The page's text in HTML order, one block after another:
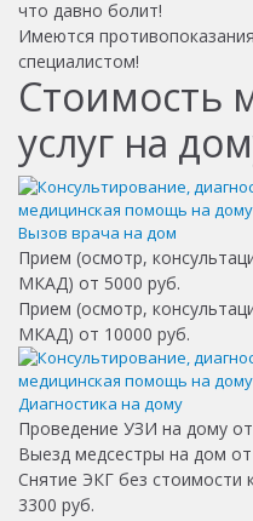
что давно болит!
Имеются
специалистом!
Стоимость
услуг на
Вызов врача на дом
Прием (осмотр,
МКАД) от 5000 руб.
Прием (осмотр,
МКАД) от 10000 руб.
Диагностика на дому
Проведение УЗИ на дому
Выезд медсестры на дом
Снятие ЭКГ без стоимости
3300 руб.